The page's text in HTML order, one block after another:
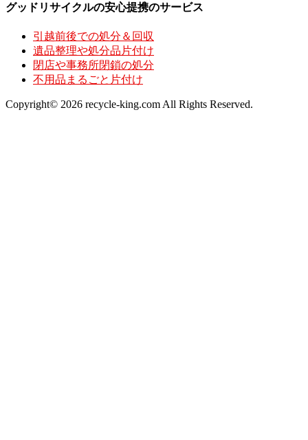
グッドリサイクルの安心提携のサービス
引越前後での処分＆回収
遺品整理や処分品片付け
閉店や事務所閉鎖の処分
不用品まるごと片付け
Copyright© 2026 recycle-king.com All Rights Reserved.